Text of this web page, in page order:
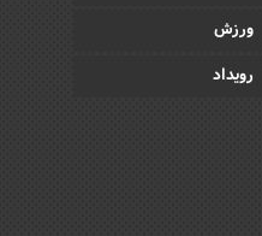
ورزش
رویداد